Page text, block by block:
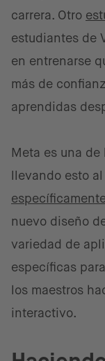
carrera. Otro
estudiantes de
en entrenarse
más de
aprendidas
Meta es una
llevando esto
nuevo diseño
variedad de
específicas
los maestros
interactivo.